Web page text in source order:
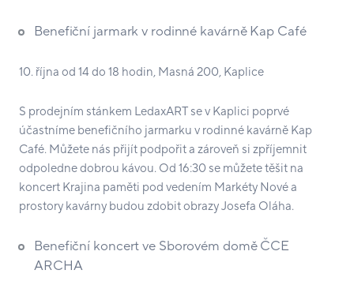
Benefiční jarmark v rodinné kavárně Kap Café
10. října od 14 do 18 hodin, Masná 200, Kaplice
S prodejním stánkem LedaxART se v Kaplici poprvé
účastníme benefičního jarmarku v rodinné kavárně Kap
Café. Můžete nás přijít podpořit a zároveň si zpříjemnit
odpoledne dobrou kávou. Od 16:30 se můžete těšit na
koncert Krajina paměti pod vedením Markéty Nové a
prostory kavárny budou zdobit obrazy Josefa Oláha.
Benefiční koncert ve Sborovém domě ČCE
ARCHA